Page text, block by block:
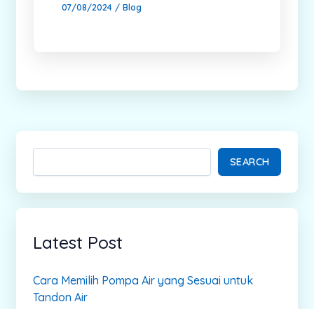
07/08/2024 / Blog
SEARCH
Latest Post
Cara Memilih Pompa Air yang Sesuai untuk
Tandon Air